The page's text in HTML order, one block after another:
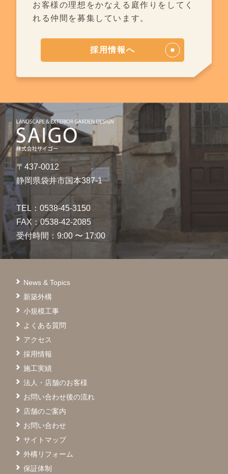
お客様の理想をかなえる庭作りを してく
れる仲間を募集しています。
採用情報へ
〒437-0012
静岡県袋井市国本387-1
TEL：0538-45-3150
FAX：0538-42-2085
受付時間：9:00 〜 17:00
News & Topics
新築外構
小規模工事
よくある質問
アクセス
採用情報
施工実績
法人・店舗のお客様
お問い合わせ後の流れ
店舗のご案内
お問い合わせ
サイトマップ
外構リフォーム
保証体制